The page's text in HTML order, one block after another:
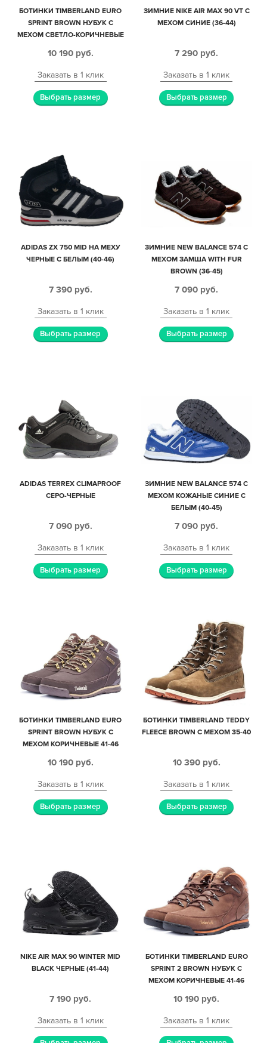
БОТИНКИ TIMBERLAND EURO
SPRINT BROWN НУБУК С
МЕХОМ СВЕТЛО-КОРИЧНЕВЫЕ
10 190 руб.
Заказать в 1 клик
Выбрать размер
ЗИМНИЕ NIKE AIR MAX 90 VT С
МЕХОМ СИНИЕ (36-44)
7 290 руб.
Заказать в 1 клик
Выбрать размер
ADIDAS ZX 750 MID НА МЕХУ
ЧЕРНЫЕ С БЕЛЫМ (40-46)
7 390 руб.
Заказать в 1 клик
Выбрать размер
ЗИМНИЕ NEW BALANCE 574 С
МЕХОМ ЗАМША WITH FUR
BROWN (36-45)
7 090 руб.
Заказать в 1 клик
Выбрать размер
ADIDAS TERREX CLIMAPROOF
СЕРО-ЧЕРНЫЕ
7 090 руб.
Заказать в 1 клик
Выбрать размер
ЗИМНИЕ NEW BALANCE 574 С
МЕХОМ КОЖАНЫЕ СИНИЕ С
БЕЛЫМ (40-45)
7 090 руб.
Заказать в 1 клик
Выбрать размер
БОТИНКИ TIMBERLAND EURO
SPRINT BROWN НУБУК С
МЕХОМ КОРИЧНЕВЫЕ 41-46
10 190 руб.
Заказать в 1 клик
Выбрать размер
БОТИНКИ TIMBERLAND TEDDY
FLEECE BROWN С МЕХОМ 35-40
10 390 руб.
Заказать в 1 клик
Выбрать размер
NIKE AIR MAX 90 WINTER MID
BLACK ЧЕРНЫЕ (41-44)
7 190 руб.
Заказать в 1 клик
БОТИНКИ TIMBERLAND EURO
SPRINT 2 BROWN НУБУК С
МЕХОМ КОРИЧНЕВЫЕ 41-46
10 190 руб.
Заказать в 1 клик